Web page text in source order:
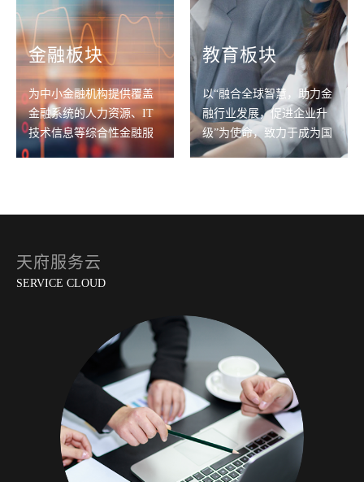
金融板块
为中小金融机构提供覆盖
金融系统的人力资源、IT
技术信息等综合性金融服
务解决方案等机构相关服
教育板块
以“融合全球智慧，助力金
融行业发展，促进企业升
级”为使命，致力于成为国
际化智力服务平台
天府服务云
SERVICE CLOUD